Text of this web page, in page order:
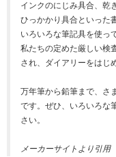
インクのにじみ具合、乾
ひっかかり具合といった
いろいろな筆記具を使っ
私たちの定めた厳しい検
され、ダイアリーをはじ
万年筆から鉛筆まで、さ
です。ぜひ、いろいろな
さい。
メーカーサイトより引用